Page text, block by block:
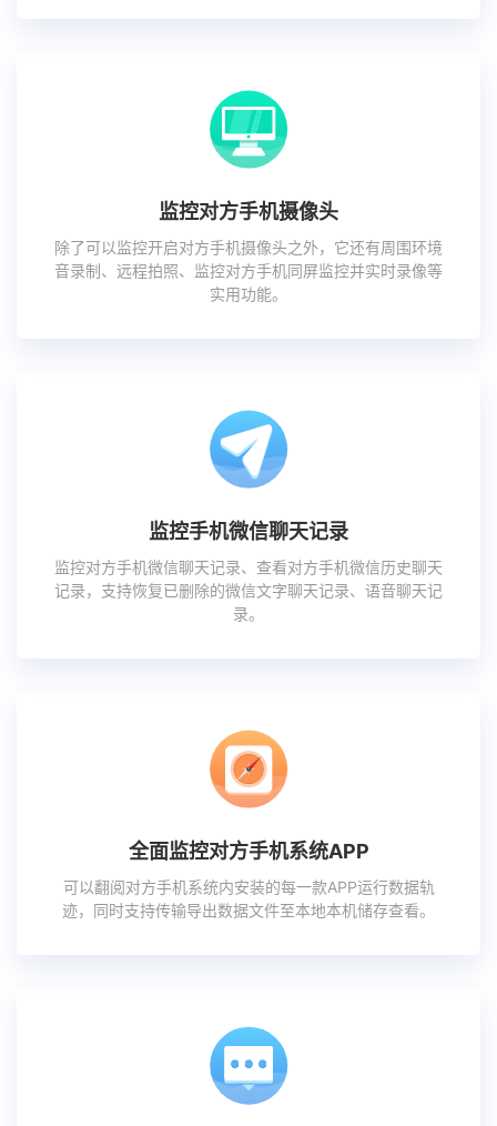
监控对方手机摄像头
除了可以监控开启对方手机摄像头之外，它还有周围环境
音录制、远程拍照、监控对方手机同屏监控并实时录像等
实用功能。
监控手机微信聊天记录
监控对方手机微信聊天记录、查看对方手机微信历史聊天
记录，支持恢复已删除的微信文字聊天记录、语音聊天记
录。
全面监控对方手机系统APP
可以翻阅对方手机系统内安装的每一款APP运行数据轨
迹，同时支持传输导出数据文件至本地本机储存查看。